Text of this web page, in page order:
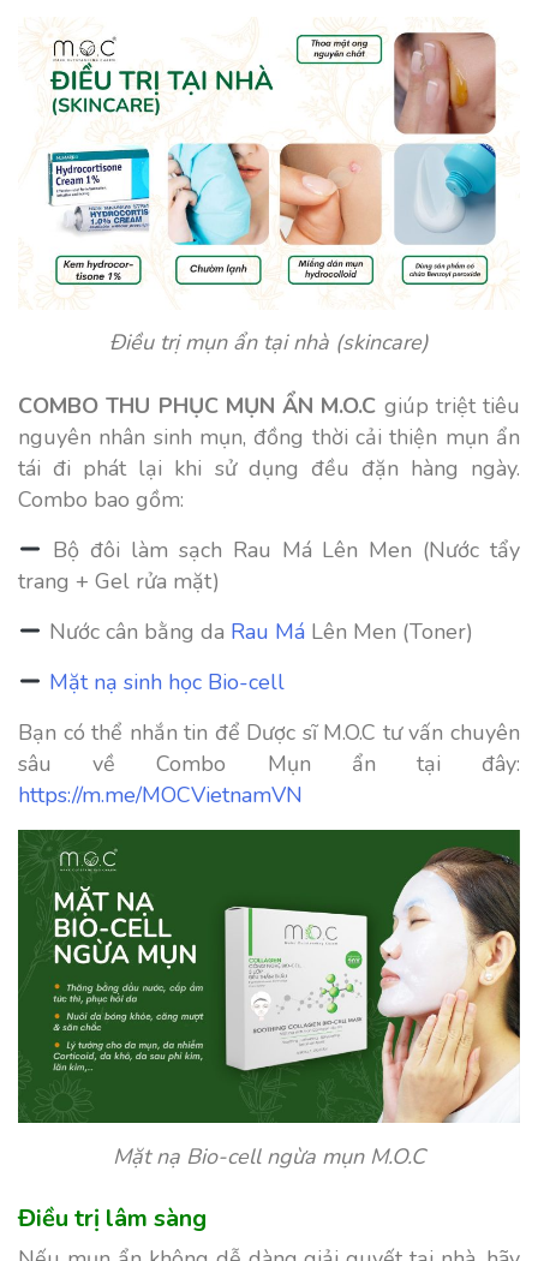
Điều trị mụn ẩn tại nhà (skincare)
COMBO THU PHỤC MỤN ẨN M.O.C giúp triệt tiêu
nguyên nhân sinh mụn, đồng thời cải thiện mụn ẩn
tái đi phát lại khi sử dụng đều đặn hàng ngày.
Combo bao gồm:
Bộ đôi làm sạch Rau Má Lên Men (Nước tẩy
trang + Gel rửa mặt)
Nước cân bằng da Rau MáLên Men (Toner)
Mặt nạ sinh học Bio-cell
Bạn có thể nhắn tin để Dược sĩ M.O.C tư vấn chuyên
sâu về Combo Mụn ẩn tại đây:
https://m.me/MOCVietnamVN
Mặt nạ Bio-cell ngừa mụn M.O.C
Điều trị lâm sàng